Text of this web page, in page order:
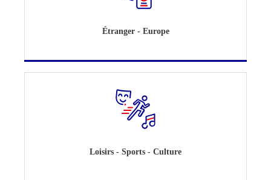
Étranger - Europe
Loisirs - Sports - Culture